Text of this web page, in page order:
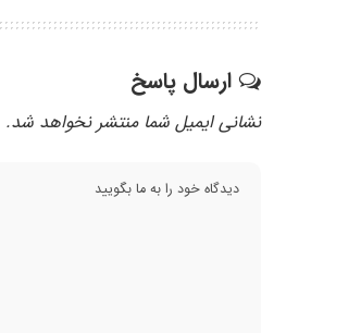
ارسال پاسخ
نشانی ایمیل شما منتشر نخواهد شد.